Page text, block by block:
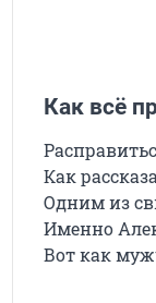
Как всё
Как
Одним из
Именно
Вот как